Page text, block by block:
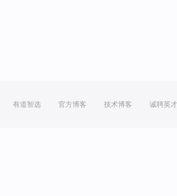
有道智选 官方博客 技术博客 诚聘英才